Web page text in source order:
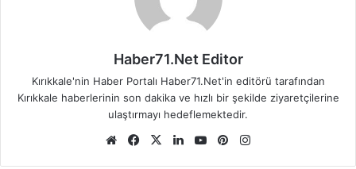
Haber71.Net Editor
Kırıkkale'nin Haber Portalı Haber71.Net'in editörü tarafından
Kırıkkale haberlerinin son dakika ve hızlı bir şekilde ziyaretçilerine
ulaştırmayı hedeflemektedir.
We
Fa
X
Lin
Yo
Pin